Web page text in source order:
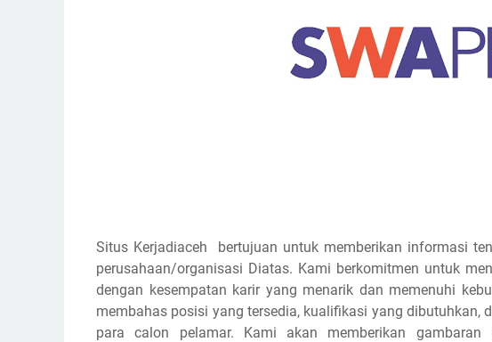
Situs Kerjadiaceh bertujuan untuk memberikan informasi
perusahaan/organisasi Diatas. Kami berkomitmen untuk
dengan kesempatan karir yang menarik dan memenuhi
membahas posisi yang tersedia, kualifikasi yang dibutuhkan,
para calon pelamar. Kami akan memberikan